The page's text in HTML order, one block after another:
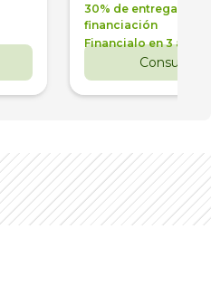
30% de entrega +
financiación
Financialo en 3 años
Consultar